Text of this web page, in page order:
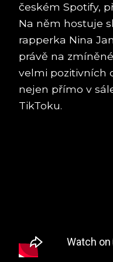
českém Spotify,
Na něm hostuje
rapperka Nina
právě na
velmi pozitivních
nejen přímo v
TikToku.